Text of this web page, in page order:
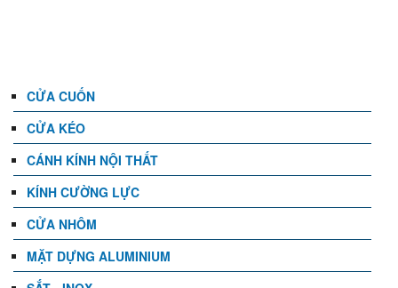
CỬA CUỐN
CỬA KÉO
CÁNH KÍNH NỘI THẤT
KÍNH CƯỜNG LỰC
CỬA NHÔM
MẶT DỰNG ALUMINIUM